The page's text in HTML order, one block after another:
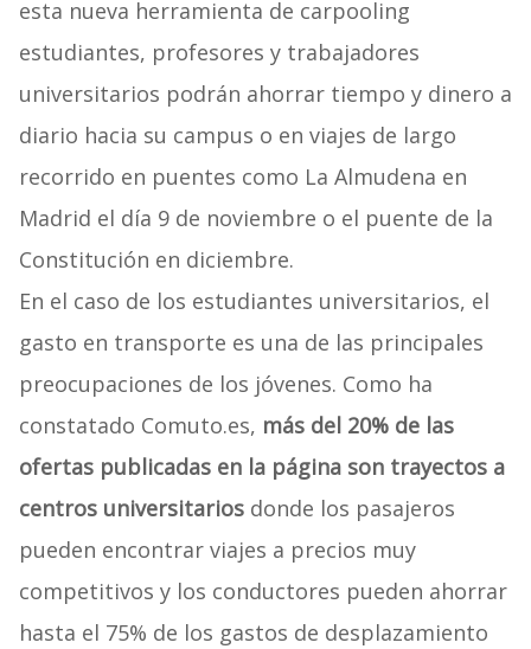
esta nueva herramienta de carpooling
estudiantes, profesores y trabajadores
universitarios podrán ahorrar tiempo y dinero a
diario hacia su campus o en viajes de largo
recorrido en puentes como La Almudena en
Madrid el día 9 de noviembre o el puente de la
Constitución en diciembre.
En el caso de los estudiantes universitarios, el
gasto en transporte es una de las principales
preocupaciones de los jóvenes. Como ha
constatado Comuto.es, más del 20% de las
ofertas publicadas en la página son trayectos a
centros universitariosdonde los pasajeros
pueden encontrar viajes a precios muy
competitivos y los conductores pueden ahorrar
hasta el 75% de los gastos de desplazamiento